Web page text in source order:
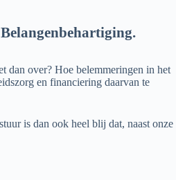
dan over? Hoe belemmeringen in het
en financiering daarvan te
is dan ook heel blij dat, naast onze